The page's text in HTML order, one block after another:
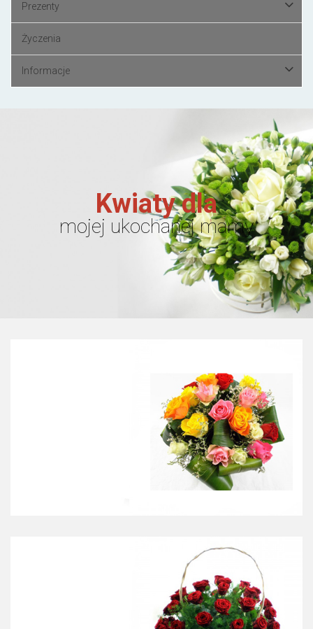
Prezenty
Życzenia
Informacje
Kwiaty dla
mojej ukochanej mamy